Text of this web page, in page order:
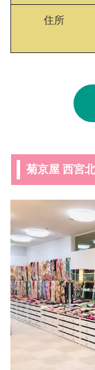
住所
菊京屋 西宮